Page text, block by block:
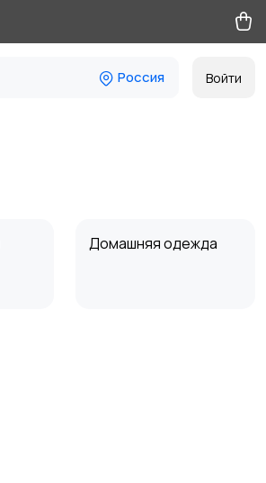
Россия Войти
Домашняя одежда